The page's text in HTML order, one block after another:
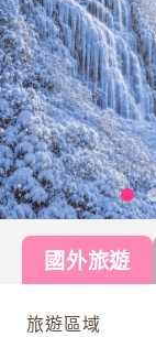
國外旅遊
旅遊區域